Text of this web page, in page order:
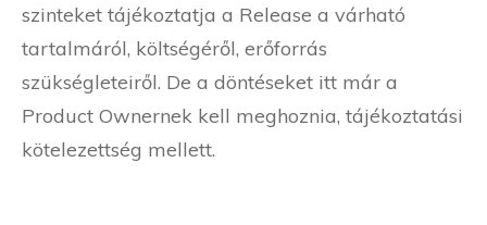
szinteket tájékoztatja a Release a várható
tartalmáról, költségéről, erőforrás
szükségleteiről. De a döntéseket itt már a
Product Ownernek kell meghoznia, tájékoztatási
kötelezettség mellett.